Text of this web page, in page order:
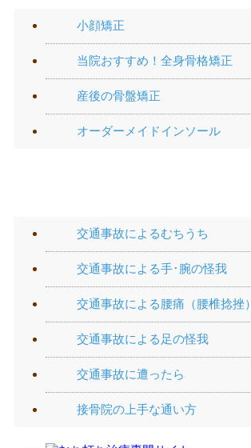
小顔矯正
当院おすすめ！全身骨格矯正
産後の骨盤矯正
オーダーメイドインソール
交通事故によるむちうち
交通事故による手･腕の怪我
交通事故による腰痛（腰椎捻挫）
交通事故による足の怪我
交通事故に遭ったら
接骨院の上手な通い方